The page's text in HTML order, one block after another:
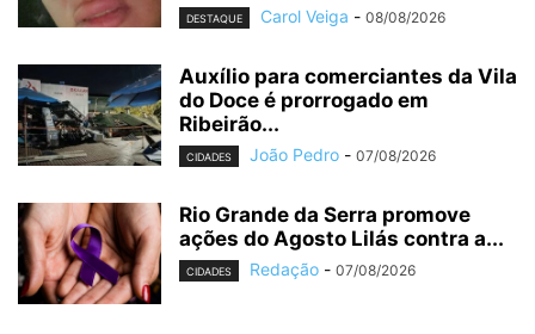
DESTAQUE Carol Veiga - 08/08/2026
Auxílio para comerciantes da Vila
do Doce é prorrogado em
Ribeirão...
CIDADES João Pedro - 07/08/2026
Rio Grande da Serra promove
ações do Agosto Lilás contra a...
CIDADES Redação - 07/08/2026